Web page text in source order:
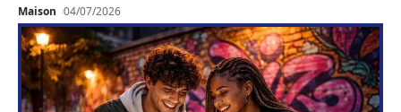
Maison 04/07/2026